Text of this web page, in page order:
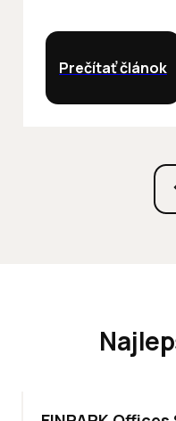
Prečítať článok
TOP ODPORÚČAME